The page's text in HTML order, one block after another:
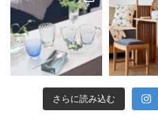
さらに読み込む